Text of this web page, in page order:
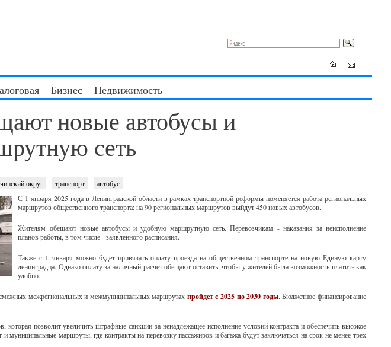
Бизнес Недвижимость
новые автобусы и
сеть
округ транспорт
автобус
С 1 января 2025 года в Ленинградской области в рамках транспортной реформы поменяется работа региональных
маршрутов общественного транспорта: на 90 региональных маршрутов выйдут 450 новых автобусов.
Жителям обещают новые автобусы и удобную маршрутную сеть. Перевозчикам - наказания за неисполнение
планов работы, в том числе - заявленного расписания.
Также с 1 января можно будет привязать оплату проезда на общественном транспорте на новую Единую карту
ленинградца. Однако оплату за наличный расчет обещают оставить, чтобы у жителей была возможность платить как
удобно.
межрегиональных и межмуниципальных маршрутах пройдет с 2025 по 2030 годы. Бюджетное финансирование
которая позволит увеличить штрафные санкции за ненадлежащее исполнение условий контракта и обеспечить высокое
и муниципальные маршруты, где контракты на перевозку пассажиров и багажа будут заключаться на срок не менее трех